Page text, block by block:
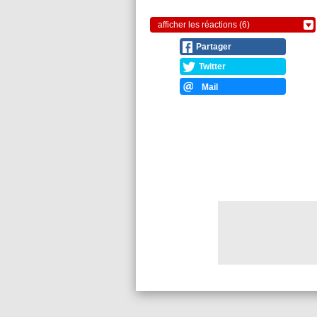
afficher les réactions (6)
Partager
Twitter
Mail